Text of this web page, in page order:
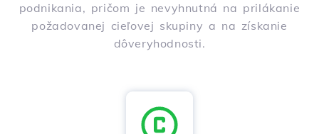
podnikania, pričom je nevyhnutná na prilákanie
požadovanej cieľovej skupiny a na získanie
dôveryhodnosti.